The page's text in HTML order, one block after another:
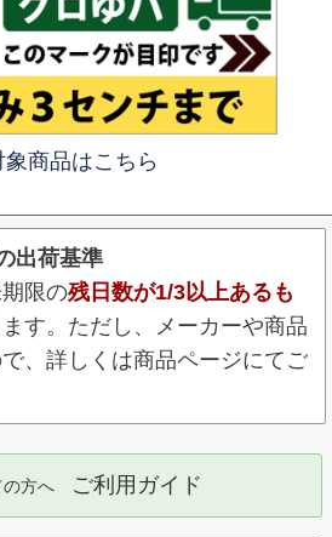
商品はこちら
出荷基準
限の残日数が1/3以上あるも
す。ただし、メーカーや商品
、詳しくは商品ページにてご
の方へ ご利用ガイド